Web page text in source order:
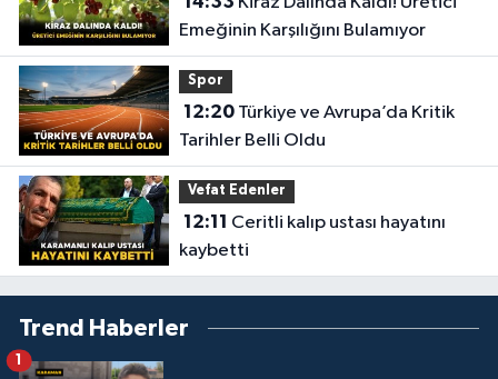
Emeğinin Karşılığını Bulamıyor
Spor
12:20Türkiye ve Avrupa’da Kritik
Tarihler Belli Oldu
Vefat Edenler
12:11
kaybetti
Trend Haberler
1